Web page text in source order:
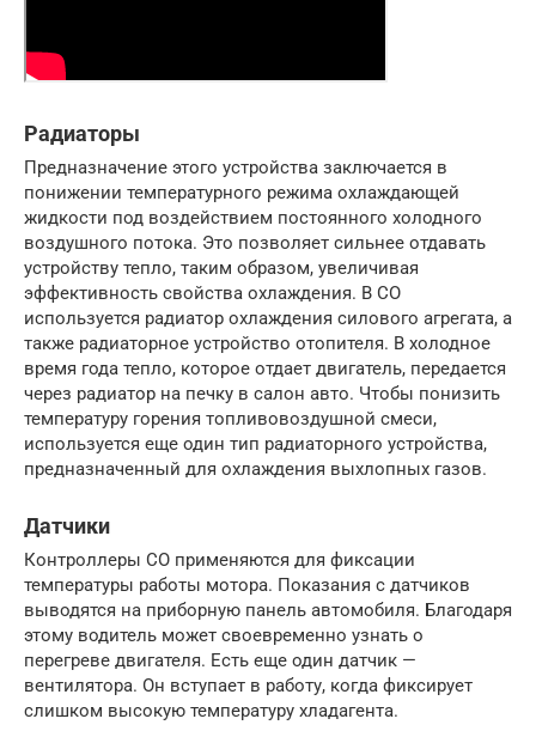
Радиаторы
Предназначение этого устройства заключается в
понижении температурного режима охлаждающей
жидкости под воздействием постоянного холодного
воздушного потока. Это позволяет сильнее отдавать
устройству тепло, таким образом, увеличивая
эффективность свойства охлаждения. В СО
используется радиатор охлаждения силового агрегата, а
также радиаторное устройство отопителя. В холодное
время года тепло, которое отдает двигатель, передается
через радиатор на печку в салон авто. Чтобы понизить
температуру горения топливовоздушной смеси,
используется еще один тип радиаторного устройства,
предназначенный для охлаждения выхлопных газов.
Датчики
Контроллеры СО применяются для фиксации
температуры работы мотора. Показания с датчиков
выводятся на приборную панель автомобиля. Благодаря
этому водитель может своевременно узнать о
перегреве двигателя. Есть еще один датчик —
вентилятора. Он вступает в работу, когда фиксирует
слишком высокую температуру хладагента.